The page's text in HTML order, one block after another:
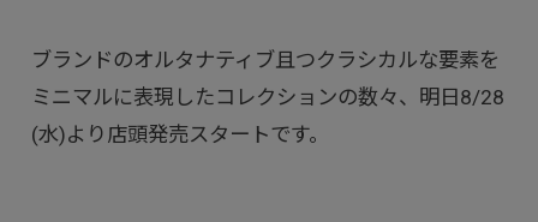
ブランドのオルタナティブ且つクラシカルな要素を
ミニマルに表現したコレクションの数々、明日8/28
(水)より店頭発売スタートです。